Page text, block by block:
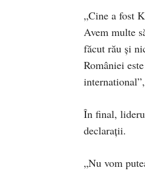
„Cine a fost
Avem multe
făcut rău și
României
În final,
declarații.
„Nu vom